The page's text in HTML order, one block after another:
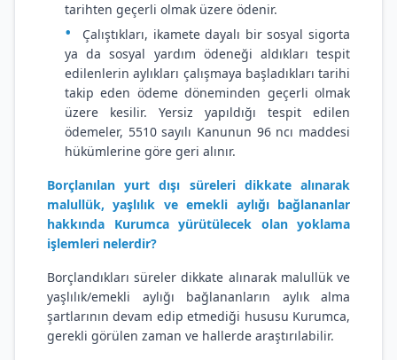
tarihten geçerli olmak üzere ödenir.
Çalıştıkları, ikamete dayalı bir sosyal sigorta
ya da sosyal yardım ödeneği aldıkları tespit
edilenlerin aylıkları çalışmaya başladıkları tarihi
takip eden ödeme döneminden geçerli olmak
üzere kesilir. Yersiz yapıldığı tespit edilen
ödemeler, 5510 sayılı Kanunun 96 ncı maddesi
hükümlerine göre geri alınır.
Borçlanılan yurt dışı süreleri dikkate alınarak
malullük, yaşlılık ve emekli aylığı bağlananlar
hakkında Kurumca yürütülecek olan yoklama
işlemleri nelerdir?
Borçlandıkları süreler dikkate alınarak malullük ve
yaşlılık/emekli aylığı bağlananların aylık alma
şartlarının devam edip etmediği hususu Kurumca,
gerekli görülen zaman ve hallerde araştırılabilir.